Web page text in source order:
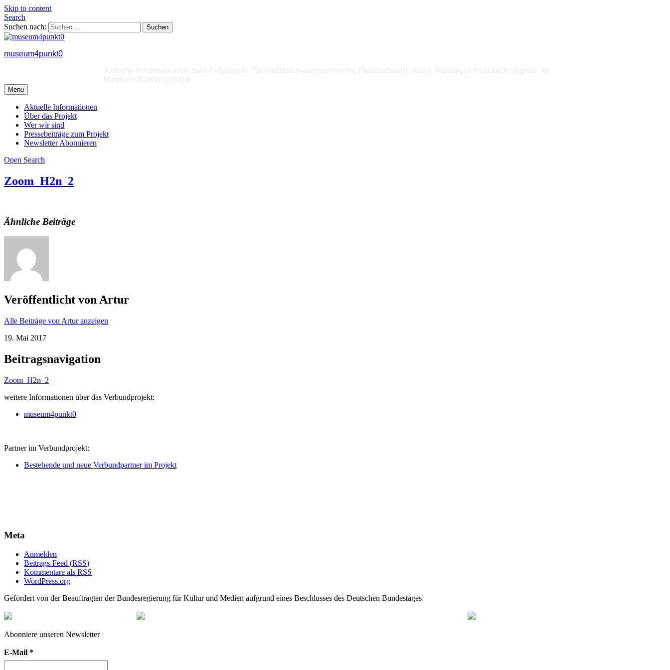
Skip to content
Search
Suchen nach:
museum4punkt0
Menu
Aktuelle Informationen
Über das Projekt
Wer wir sind
Pressebeiträge zum Projekt
Newsletter Abonnieren
Open Search
Zoom_H2n_2
Ähnliche Beiträge
Veröffentlicht von Artur
Alle Beiträge von Artur anzeigen
19. Mai 2017
Beitragsnavigation
Zoom_H2n_2
weitere Informationen über das Verbundprojekt:
museum4punkt0
Partner im Verbundprojekt:
Bestehende und neue Verbundpartner im Projekt
Meta
Anmelden
Beitrags-Feed (RSS)
Kommentare als RSS
WordPress.org
Gefördert von der Beauftragten der Bundesregierung für Kultur und Medien aufgrund eines Beschlusses des Deutschen Bundestages
Abonniere unseren Newsletter
E-Mail *